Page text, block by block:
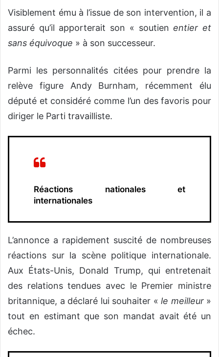
Visiblement ému à l’issue de son intervention, il a
assuré qu’il apporterait son « soutienentier et
sans équivoque » à son successeur.
Parmi les personnalités citées pour prendre la
relève figure Andy Burnham, récemment élu
député et considéré comme l’un des favoris pour
diriger le Parti travailliste.
Réactions nationales et
internationales
L’annonce a rapidement suscité de nombreuses
réactions sur la scène politique internationale.
Aux États-Unis, Donald Trump, qui entretenait
des relations tendues avec le Premier ministre
britannique, a déclaré lui souhaiter « le meilleur »
tout en estimant que son mandat avait été un
échec.